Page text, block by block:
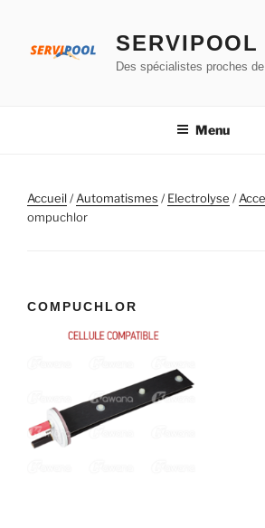
contenu
SERVIPOOL
Des spécialistes proches
Menu
Accueil/Automatismes /Electrolyse /
ompuchlor
COMPUCHLOR